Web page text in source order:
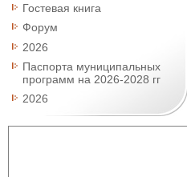
Гостевая книга
Форум
2026
Паспорта муниципальных
программ на 2026-2028 гг
2026